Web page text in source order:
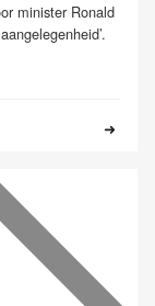
minister Ronald